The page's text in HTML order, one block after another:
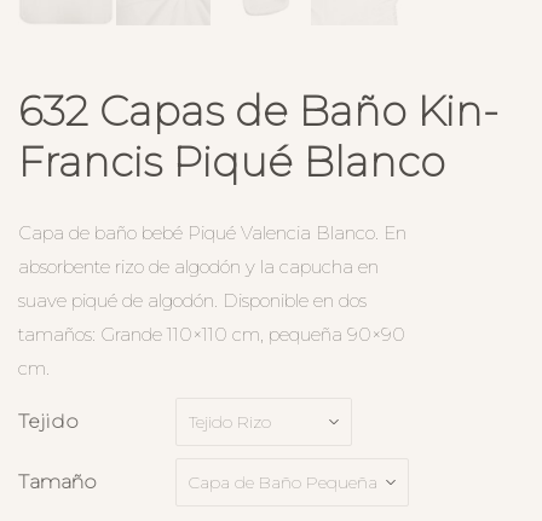
632 Capas de Baño Kin-
Francis Piqué Blanco
Capa de baño bebé Piqué Valencia Blanco. En
absorbente rizo de algodón y la capucha en
suave piqué de algodón. Disponible en dos
tamaños: Grande 110×110 cm, pequeña 90×90
cm.
Tejido
Tamaño